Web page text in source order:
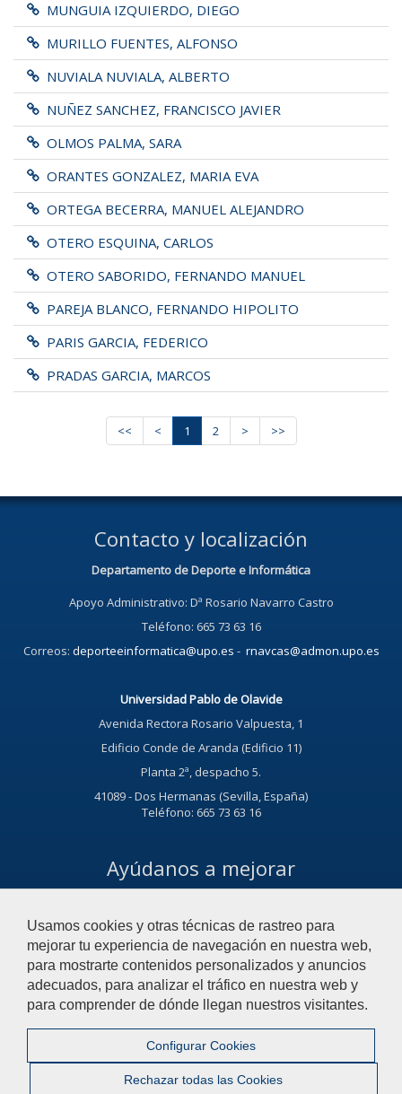
Usamos cookies y otras técnicas de rastreo para
mejorar tu experiencia de navegación en nuestra web,
para mostrarte contenidos personalizados y anuncios
adecuados, para analizar el tráfico en nuestra web y
para comprender de dónde llegan nuestros visitantes.
Configurar Cookies
Rechazar todas las Cookies
MUNGUIA IZQUIERDO, DIEGO
MURILLO FUENTES, ALFONSO
NUVIALA NUVIALA, ALBERTO
NUÑEZ SANCHEZ, FRANCISCO JAVIER
OLMOS PALMA, SARA
ORANTES GONZALEZ, MARIA EVA
ORTEGA BECERRA, MANUEL ALEJANDRO
OTERO ESQUINA, CARLOS
OTERO SABORIDO, FERNANDO MANUEL
PAREJA BLANCO, FERNANDO HIPOLITO
PARIS GARCIA, FEDERICO
PRADAS GARCIA, MARCOS
<< < 1 2 > >>
Contacto y localización
Departamento de Deporte e Informática
Apoyo Administrativo: Dª Rosario Navarro Castro
Teléfono: 665 73 63 16
Correos: deporteeinformatica@upo.es - rnavcas@admon.upo.es
Universidad Pablo de Olavide
Avenida Rectora Rosario Valpuesta, 1
Edificio Conde de Aranda (Edificio 11)
Planta 2ª, despacho 5.
41089 - Dos Hermanas (Sevilla, España)
Teléfono: 665 73 63 16
Ayúdanos a mejorar
plantear cuestiones que se puedan calificar como una incidencia,
reclamación o sugerencia.
Acceso al buzón
© 2021 Universidad Pablo de Olavide - Departamento de Deporte e
Informática